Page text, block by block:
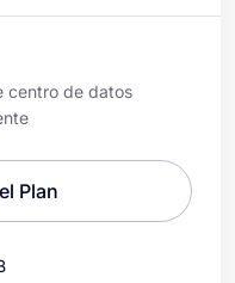
centro de datos
Plan